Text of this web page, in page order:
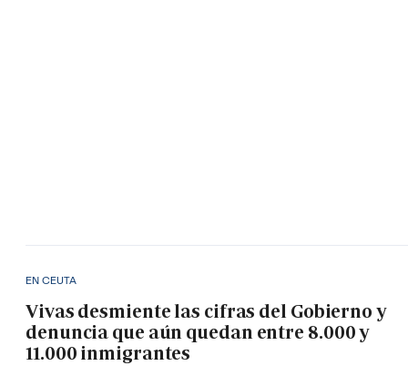
EN CEUTA
Vivas desmiente las cifras del Gobierno y
denuncia que aún quedan entre 8.000 y
11.000 inmigrantes